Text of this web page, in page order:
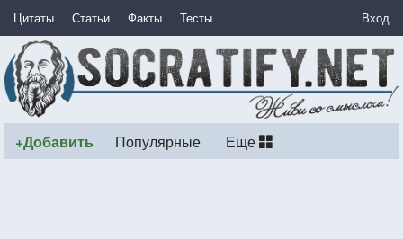
Цитаты Статьи Факты Тесты Вход
+Добавить Популярные Еще